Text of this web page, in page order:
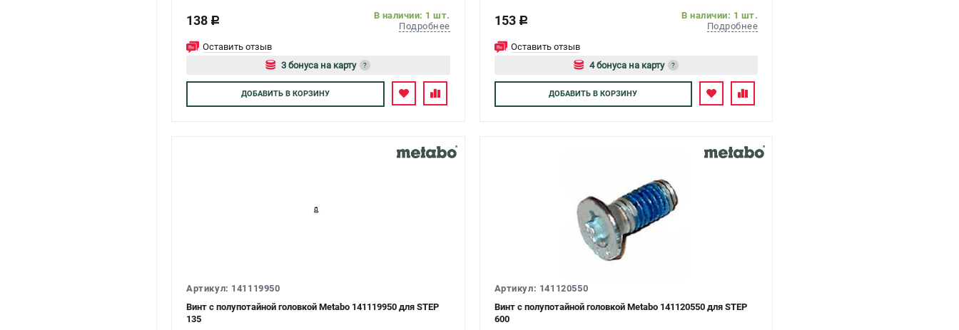
138 c
В наличии: 1 шт.
Подробнее
Оставить отзыв
3 бонуса на карту
?
Авторизуйтесь
ДОБАВИТЬВ КОРЗИНУ
153 c
В наличии: 1 шт.
Подробнее
Оставить отзыв
4 бонуса на карту
?
Авторизуйтесь
ДОБАВИТЬ В КОРЗИНУ
Артикул: 141119950
Винт с полупотайной головкой Metabo 141119950 для STEP
135
Артикул: 141120550
Винт с полупотайной головкой Metabo 141120550 для STEP
600